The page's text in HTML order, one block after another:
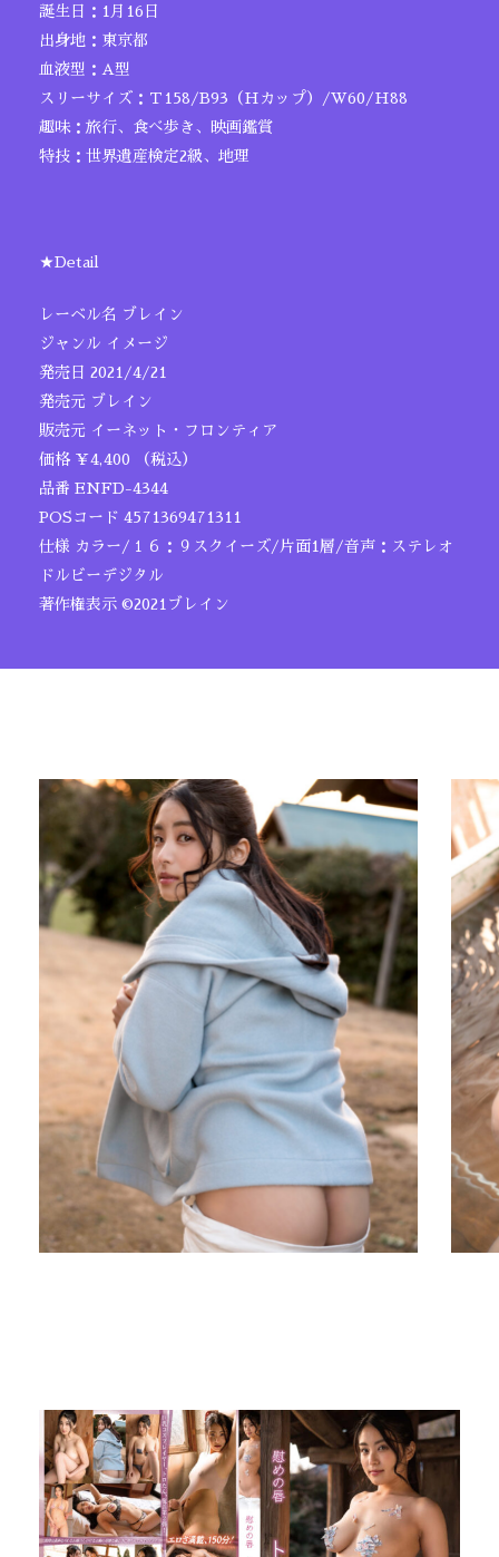
誕生日：1月16日
出身地：東京都
血液型：A型
スリーサイズ：Ｔ158/B93（Hカップ）/W60/H88
趣味：旅行、食べ歩き、映画鑑賞
特技：世界遺産検定2級、地理
★Detail
レーベル名 ブレイン
ジャンル イメージ
発売日 2021/4/21
発売元 ブレイン
販売元 イーネット・フロンティア
価格 ￥4,400 （税込）
品番 ENFD-4344
POSコード 4571369471311
仕様 カラー/１６：９スクイーズ/片面1層/音声：ステレオ
ドルビーデジタル
著作権表示 ©2021ブレイン